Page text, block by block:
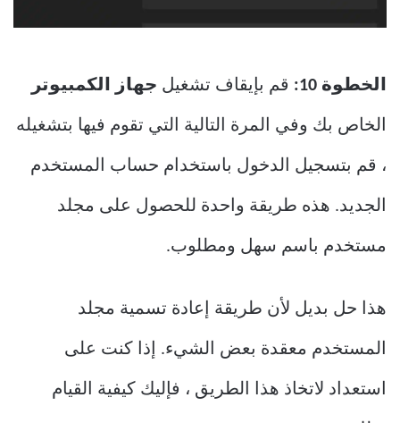
الخطوة 10: قم بإيقاف تشغيل جهاز الكمبيوتر
الخاص بك وفي المرة التالية التي تقوم فيها بتشغيله
، قم بتسجيل الدخول باستخدام حساب المستخدم
الجديد. هذه طريقة واحدة للحصول على مجلد
مستخدم باسم سهل ومطلوب.
هذا حل بديل لأن طريقة إعادة تسمية مجلد
المستخدم معقدة بعض الشيء. إذا كنت على
استعداد لاتخاذ هذا الطريق ، فإليك كيفية القيام